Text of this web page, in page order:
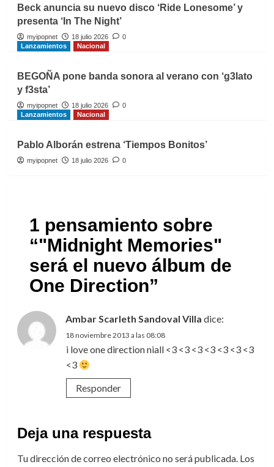
Beck anuncia su nuevo disco ‘Ride Lonesome’ y
presenta ‘In The Night’
myipopnet 18 julio 2026
0
Lanzamientos
Nacional
BEGOÑA pone banda sonora al verano con ‘g3lato
y f3sta’
myipopnet 18 julio 2026
0
Lanzamientos
Nacional
Pablo Alborán estrena ‘Tiempos Bonitos’
myipopnet 18 julio 2026 0
1 pensamiento sobre
“"Midnight Memories"
será el nuevo álbum de
One Direction”
Ambar Scarleth Sandoval Villa dice:
18 noviembre 2013 a las 08:08
i love one direction niall <3 <3 <3 <3 <3 <3 <3
<3
Responder
Deja una respuesta
Tu dirección de correo electrónico no será publicada. Los